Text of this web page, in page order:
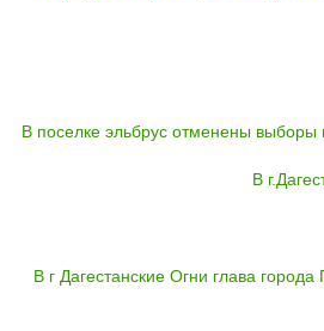
В поселке эльбрус отменены выборы
В
В г Дагестанские Огни глава